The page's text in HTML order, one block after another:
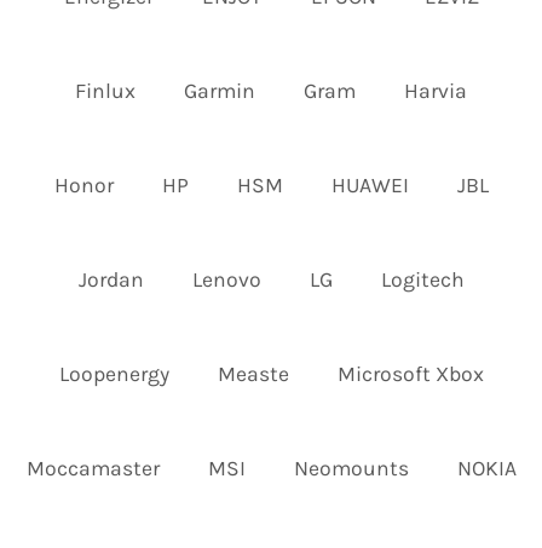
Finlux Garmin Gram Harvia
Honor HP HSM HUAWEI JBL
Jordan Lenovo LG Logitech
Loopenergy Measte Microsoft Xbox
Moccamaster MSI Neomounts NOKIA